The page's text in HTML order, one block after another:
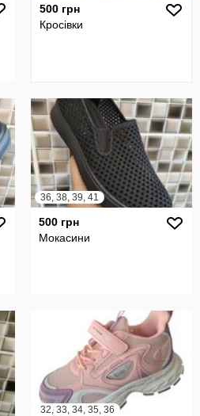
500 грн
Кросівки
36, 38, 39, 41
500 грн
Мокасини
32, 33, 34, 35, 36